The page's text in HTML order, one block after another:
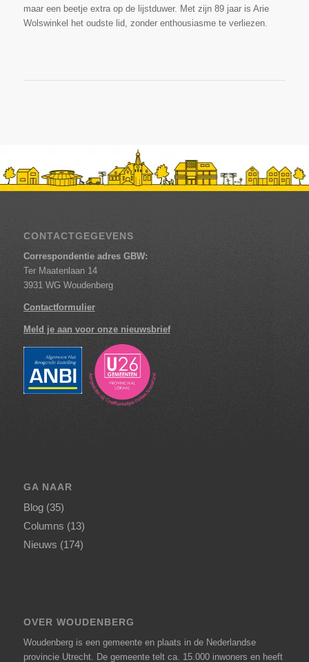
maar een beetje extra op de lijstduwer. Met zijn 89 jaar is Arie
Wolswinkel het oudste lid, zonder enthousiasme te verliezen.
CONTACTGEGEVENS
Correspondentie adres GBW:
Ter Maatenlaan 14
3931 WG Woudenberg
Contactformulier
Meld je aan voor onze nieuwsbrief
GA NAAR
Blog(35)
Columns (13)
Nieuws (174)
OVER WOUDENBERG
Woudenberg is een gemeente en plaats in de Nederlandse
provincie Utrecht. De gemeente telt ca. 15.000 inwoners en heeft